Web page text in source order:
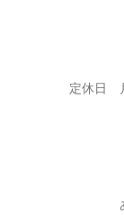
定休日